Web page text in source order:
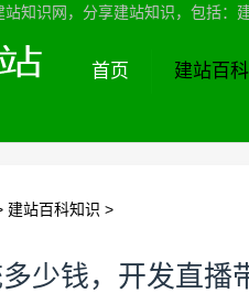
站知识网，分享建站知识，包括：
首页 建站百
建站百科知识 >
少钱，开发直播